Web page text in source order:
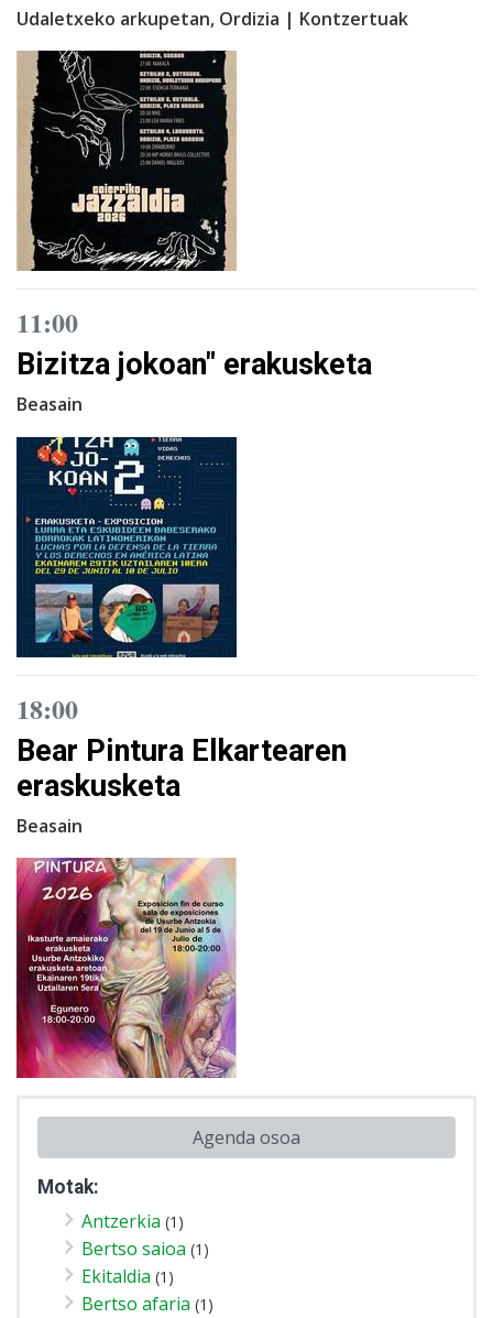
Udaletxeko arkupetan, Ordizia | Kontzertuak
11:00
Bizitza jokoan" erakusketa
Beasain
18:00
Bear Pintura Elkartearen
eraskusketa
Beasain
Agenda osoa
Motak:
Antzerkia (1)
Bertso saioa (1)
Ekitaldia (1)
Bertso afaria (1)